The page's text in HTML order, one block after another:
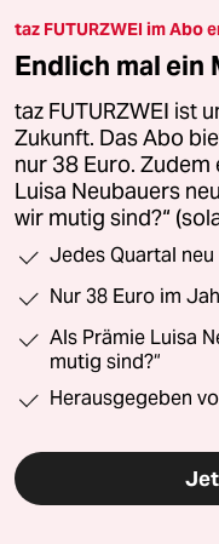
taz FUTURZWEI im Abo
Endlich mal ein
taz FUTURZWEI ist
Zukunft. Das Abo
nur 38 Euro. Zudem
Luisa Neubauers
wir mutig sind?“
Jedes Quartal
Nur 38 Euro im
Als Prämie Luisa
mutig sind?“
Herausgegeben